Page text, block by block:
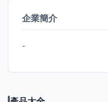
企業簡介
-